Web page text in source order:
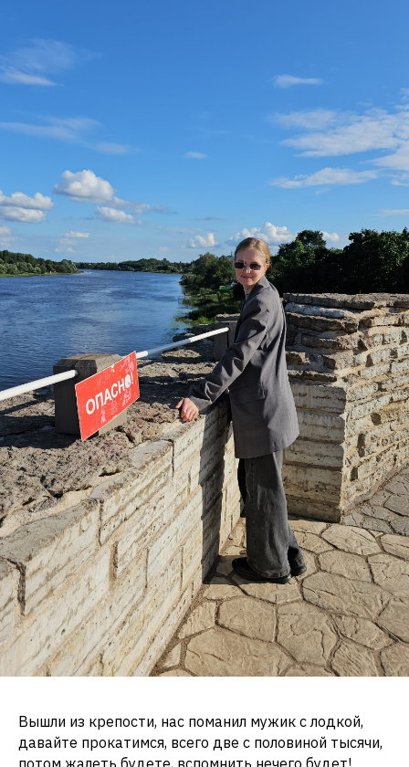
Вышли из крепости, нас поманил мужик с лодкой,
давайте прокатимся, всего две с половиной тысячи,